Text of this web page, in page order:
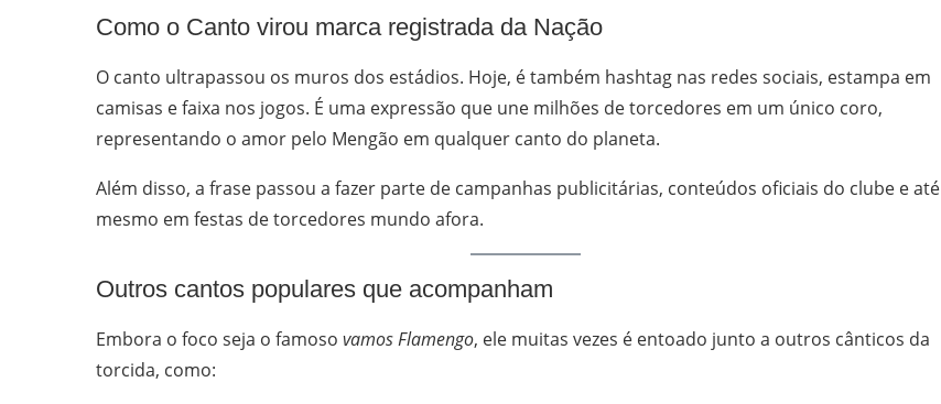
Como o Canto virou marca registrada da Nação
O canto ultrapassou os muros dos estádios. Hoje, é também hashtag nas redes sociais, estampa em
camisas e faixa nos jogos. É uma expressão que une milhões de torcedores em um único coro,
representando o amor pelo Mengão em qualquer canto do planeta.
Além disso, a frase passou a fazer parte de campanhas publicitárias, conteúdos oficiais do clube e até
mesmo em festas de torcedores mundo afora.
Outros cantos populares que acompanham
Embora o foco seja o famoso vamos Flamengo, ele muitas vezes é entoado junto a outros cânticos da
torcida, como: